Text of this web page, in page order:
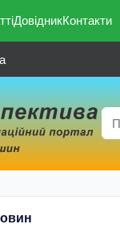
ДовідникКонтакти